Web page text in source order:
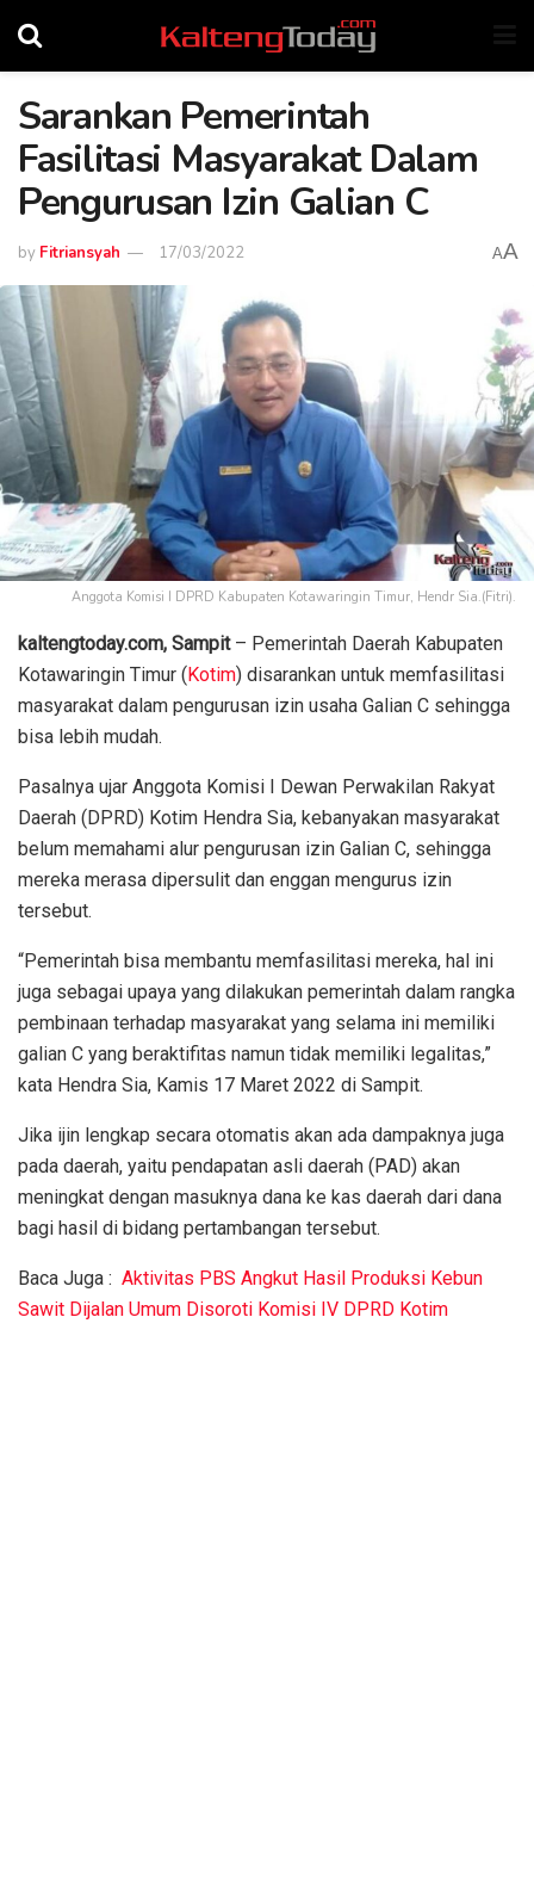
Sarankan Pemerintah
Fasilitasi Masyarakat Dalam
Pengurusan Izin Galian C
by Fitriansyah 17/03/2022 AA
Anggota Komisi I DPRD Kabupaten Kotawaringin Timur, Hendr Sia.(Fitri).
kaltengtoday.com, Sampit– Pemerintah Daerah Kabupaten
Kotawaringin Timur (Kotim) disarankan untuk memfasilitasi
masyarakat dalam pengurusan izin usaha Galian C sehingga
bisa lebih mudah.
Pasalnya ujar Anggota Komisi I Dewan Perwakilan Rakyat
Daerah (DPRD) Kotim Hendra Sia, kebanyakan masyarakat
belum memahami alur pengurusan izin Galian C, sehingga
mereka merasa dipersulit dan enggan mengurus izin
tersebut.
“Pemerintah bisa membantu memfasilitasi mereka, hal ini
juga sebagai upaya yang dilakukan pemerintah dalam rangka
pembinaan terhadap masyarakat yang selama ini memiliki
galian C yang beraktifitas namun tidak memiliki legalitas,”
kata Hendra Sia, Kamis 17 Maret 2022 di Sampit.
Jika ijin lengkap secara otomatis akan ada dampaknya juga
pada daerah, yaitu pendapatan asli daerah (PAD) akan
meningkat dengan masuknya dana ke kas daerah dari dana
bagi hasil di bidang pertambangan tersebut.
Baca Juga : Aktivitas PBS Angkut Hasil Produksi Kebun
Sawit Dijalan Umum Disoroti Komisi IV DPRD Kotim